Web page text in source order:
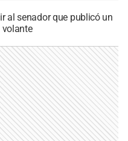
al senador que publicó un
volante